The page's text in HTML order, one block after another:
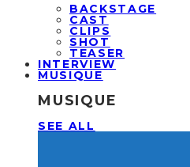
BACKSTAGE
CAST
CLIPS
SHOT
TEASER
INTERVIEW
MUSIQUE
MUSIQUE
SEE ALL